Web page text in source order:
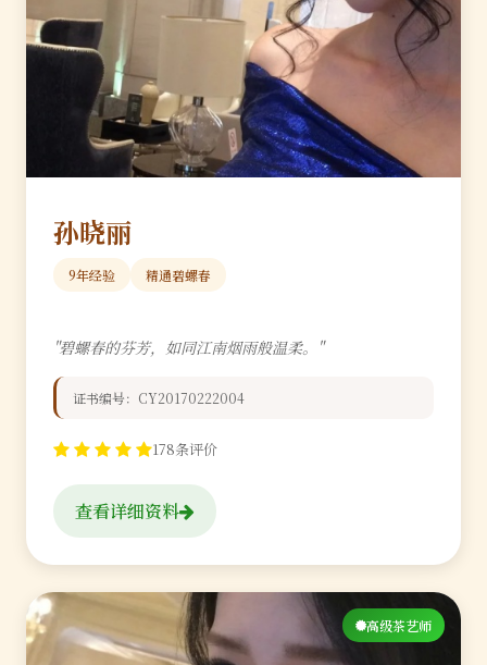
孙晓丽
9年经验 精通碧螺春
"碧螺春的芬芳，如同江南烟雨般温柔。"
证书编号：CY20170222004
178条评价
查看详细资料
高级茶艺师